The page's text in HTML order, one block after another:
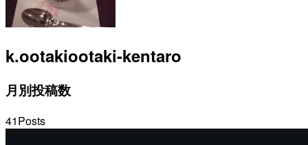
k.ootakiootaki-kentaro
月別投稿数
41Posts